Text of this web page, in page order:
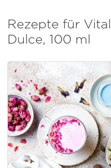
Rezepte für
Dulce, 100 ml